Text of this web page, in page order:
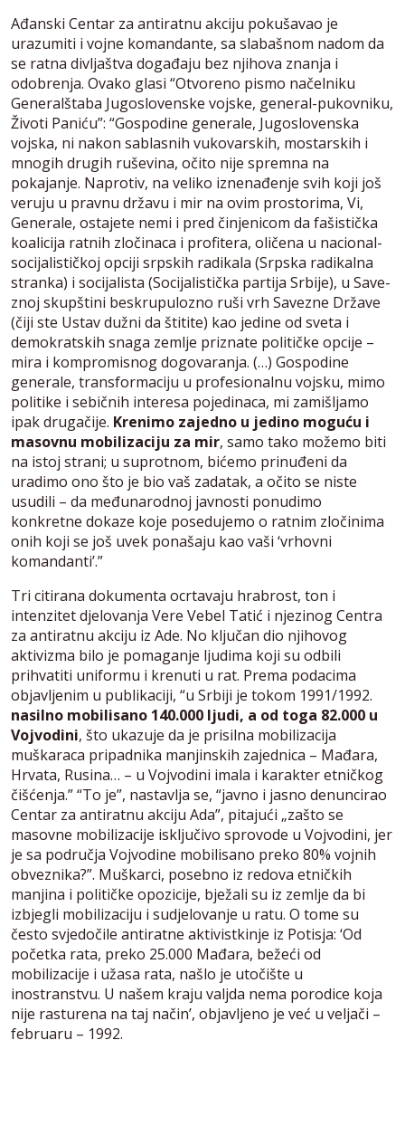
Ađanski Centar za antiratnu akciju pokušavao je
urazumiti i vojne komandante, sa slabašnom nadom da
se ratna divljaštva događaju bez njihova znanja i
odobrenja. Ovako glasi “Otvoreno pismo načelniku
Generalštaba Jugoslovenske vojske, general-pukovniku,
Životi Paniću”: “Gospodine generale, Jugoslovenska
vojska, ni nakon sablasnih vukovarskih, mostarskih i
mnogih drugih ruševina, očito nije spremna na
pokajanje. Naprotiv, na veliko iznenađenje svih koji još
veruju u pravnu državu i mir na ovim prostorima, Vi,
Generale, ostajete nemi i pred činjenicom da fašistička
koalicija ratnih zločinaca i profitera, oličena u nacional-
socijalističkoj opciji srpskih radikala (Srpska radikalna
stranka) i socijalista (Socijalistička partija Srbije), u Save-
znoj skupštini beskrupulozno ruši vrh Savezne Države
(čiji ste Ustav dužni da štitite) kao jedine od sveta i
demokratskih snaga zemlje priznate političke opcije –
mira i kompromisnog dogovaranja. (…) Gospodine
generale, transformaciju u profesionalnu vojsku, mimo
politike i sebičnih interesa pojedinaca, mi zamišljamo
ipak drugačije. Krenimo zajedno u jedino moguću i
masovnu mobilizaciju za mir, samo tako možemo biti
na istoj strani; u suprotnom, bićemo prinuđeni da
uradimo ono što je bio vaš zadatak, a očito se niste
usudili – da međunarodnoj javnosti ponudimo
konkretne dokaze koje posedujemo o ratnim zločinima
onih koji se još uvek ponašaju kao vaši ‘vrhovni
komandanti’.”
Tri citirana dokumenta ocrtavaju hrabrost, ton i
intenzitet djelovanja Vere Vebel Tatić i njezinog Centra
za antiratnu akciju iz Ade. No ključan dio njihovog
aktivizma bilo je pomaganje ljudima koji su odbili
prihvatiti uniformu i krenuti u rat. Prema podacima
objavljenim u publikaciji, “u Srbiji je tokom 1991/1992.
nasilno mobilisano 140.000 ljudi, a od toga 82.000 u
Vojvodini, što ukazuje da je prisilna mobilizacija
muškaraca pripadnika manjinskih zajednica – Mađara,
Hrvata, Rusina… – u Vojvodini imala i karakter etničkog
čišćenja.” “To je”, nastavlja se, “javno i jasno denuncirao
Centar za antiratnu akciju Ada”, pitajući „zašto se
masovne mobilizacije isključivo sprovode u Vojvodini, jer
je sa područja Vojvodine mobilisano preko 80% vojnih
obveznika?”. Muškarci, posebno iz redova etničkih
manjina i političke opozicije, bježali su iz zemlje da bi
izbjegli mobilizaciju i sudjelovanje u ratu. O tome su
često svjedočile antiratne aktivistkinje iz Potisja: ‘Od
početka rata, preko 25.000 Mađara, bežeći od
mobilizacije i užasa rata, našlo je utočište u
inostranstvu. U našem kraju valjda nema porodice koja
nije rasturena na taj način’, objavljeno je već u veljači –
februaru – 1992.